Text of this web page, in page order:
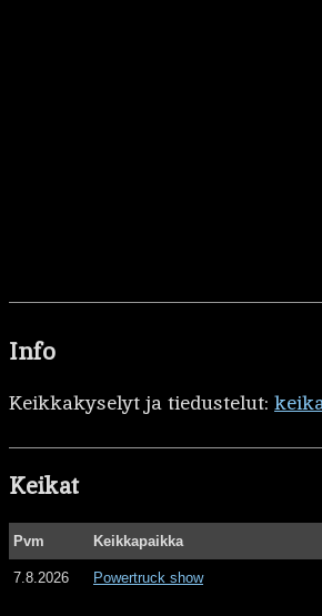
Info
Keikkakyselyt ja tiedustelut:
Keikat
Pvm Keikkapaikka
7.8.2026 Powertruck show